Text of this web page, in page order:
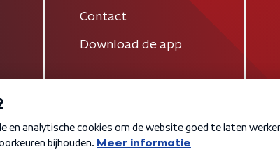
Contact
Download de app